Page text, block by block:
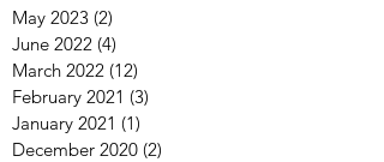
May 2023 (2)
June 2022 (4)
March 2022 (12)
February 2021 (3)
January 2021 (1)
December 2020 (2)